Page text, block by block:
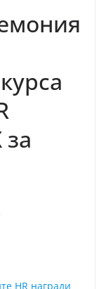
HR награди